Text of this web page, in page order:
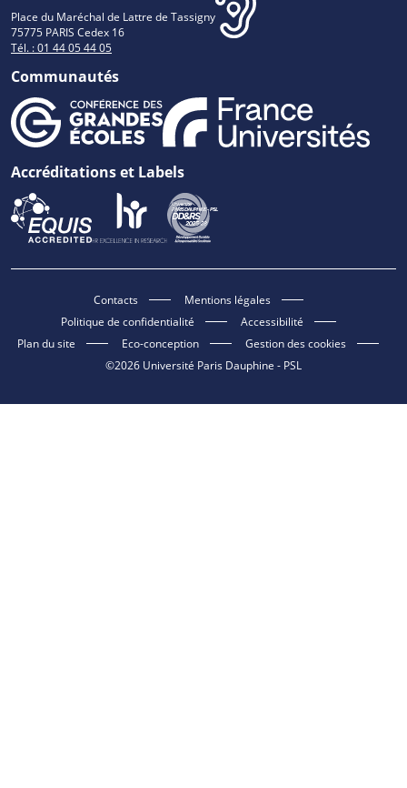
Place du Maréchal de Lattre de Tassigny
75775 PARIS Cedex 16
Tél. : 01 44 05 44 05
Communautés
Accréditations et Labels
Contacts
Mentions légales
Politique de confidentialité
Accessibilité
Plan du site
Eco-conception
Gestion des cookies
©2026 Université Paris Dauphine - PSL